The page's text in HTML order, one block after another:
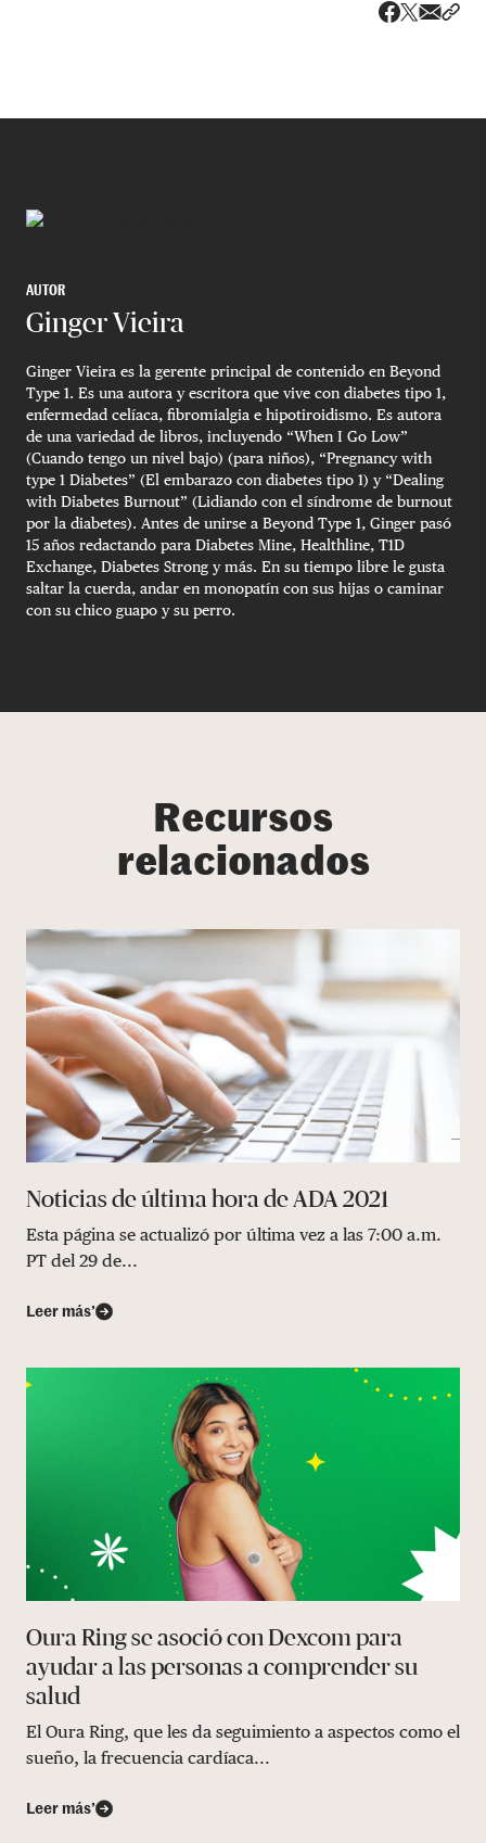
AUTOR
Ginger Vieira
Ginger Vieira es la gerente principal de contenido en Beyond
Type 1. Es una autora y escritora que vive con diabetes tipo 1,
enfermedad celíaca, fibromialgia e hipotiroidismo. Es autora
de una variedad de libros, incluyendo “When I Go Low”
(Cuando tengo un nivel bajo) (para niños), “Pregnancy with
type 1 Diabetes” (El embarazo con diabetes tipo 1) y “Dealing
with Diabetes Burnout” (Lidiando con el síndrome de burnout
por la diabetes). Antes de unirse a Beyond Type 1, Ginger pasó
15 años redactando para Diabetes Mine, Healthline, T1D
Exchange, Diabetes Strong y más. En su tiempo libre le gusta
saltar la cuerda, andar en monopatín con sus hijas o caminar
con su chico guapo y su perro.
Recursos
relacionados
Noticias de última hora de ADA 2021
Esta página se actualizó por última vez a las 7:00 a.m.
PT del 29 de...
Leer más’
Oura Ring se asoció con Dexcom para
ayudar a las personas a comprender su
salud
El Oura Ring, que les da seguimiento a aspectos como el
sueño, la frecuencia cardíaca...
Leer más’